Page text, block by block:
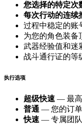
您选择的特定次
每次行动的连续
过程中稳定的账
为您的角色装备
武器经验值和迷
战斗通行证的等
执行选项
超级快速 — 最高
普通 — 您的订单
快速 — 专属团队